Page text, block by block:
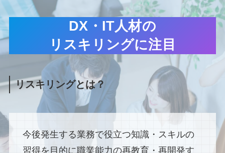
DX・IT人材の
リスキリングに注目
リスキリングとは？
今後発生する業務で役立つ知識・スキルの
習得を目的に職業能力の再教育・再開発す